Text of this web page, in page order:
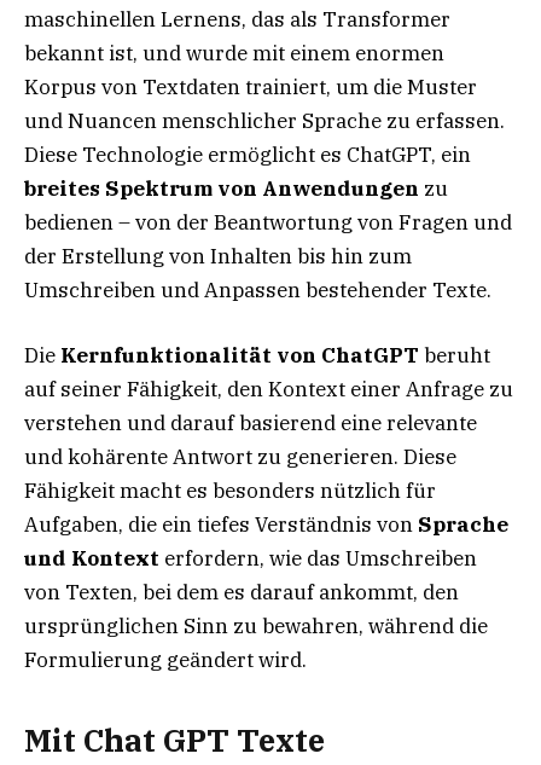
maschinellen Lernens, das als Transformer
bekannt ist, und wurde mit einem enormen
Korpus von Textdaten trainiert, um die Muster
und Nuancen menschlicher Sprache zu erfassen.
Diese Technologie ermöglicht es ChatGPT, ein
breites Spektrum von Anwendungen zu
bedienen – von der Beantwortung von Fragen und
der Erstellung von Inhalten bis hin zum
Umschreiben und Anpassen bestehender Texte.
Die Kernfunktionalität von ChatGPT beruht
auf seiner Fähigkeit, den Kontext einer Anfrage zu
verstehen und darauf basierend eine relevante
und kohärente Antwort zu generieren. Diese
Fähigkeit macht es besonders nützlich für
Aufgaben, die ein tiefes Verständnis von Sprache
und Kontext erfordern, wie das Umschreiben
von Texten, bei dem es darauf ankommt, den
ursprünglichen Sinn zu bewahren, während die
Formulierung geändert wird.
Mit Chat GPT Texte